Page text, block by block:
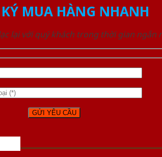
MUA HÀNG NHANH
lại với quý khách trong thời gian ngắn